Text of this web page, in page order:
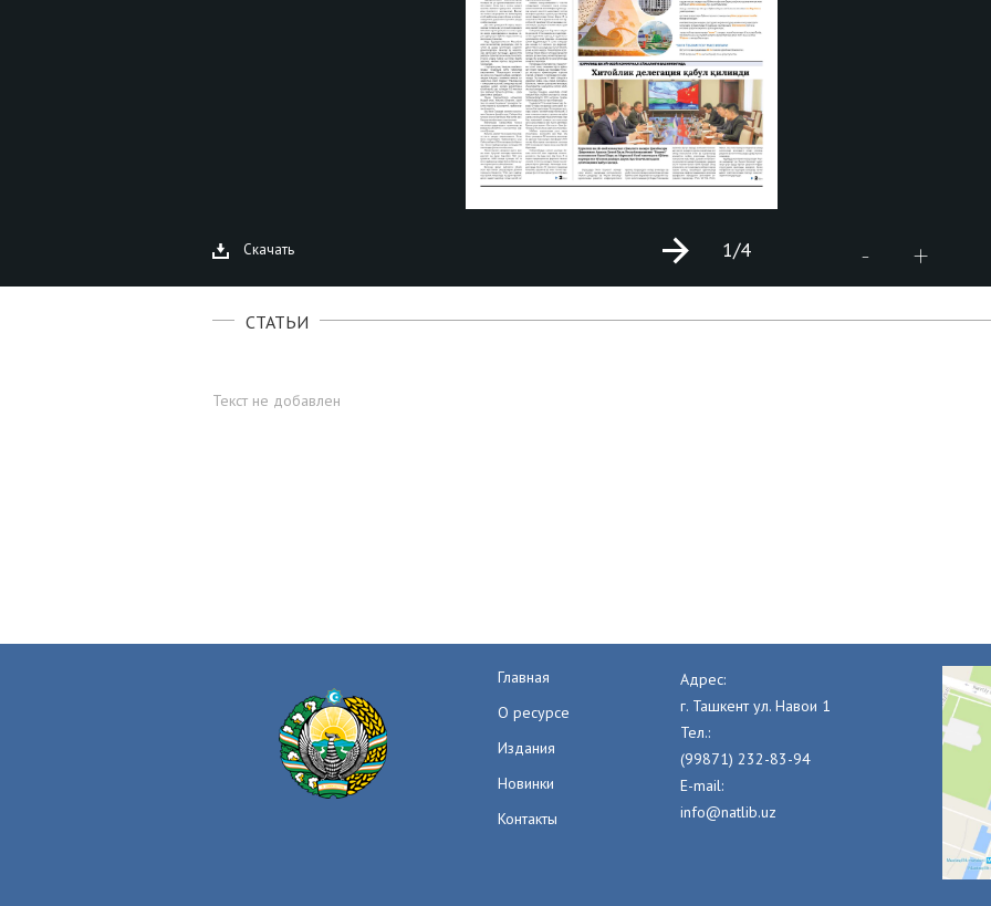
Скачать - +
1/4
СТАТЬИ
Текст не добавлен
Главная
О ресурсе
Издания
Новинки
Контакты
Адрес:
г. Ташкент ул. Навои 1
Тел.:
(99871) 232-83-94
E-mail:
info@natlib.uz